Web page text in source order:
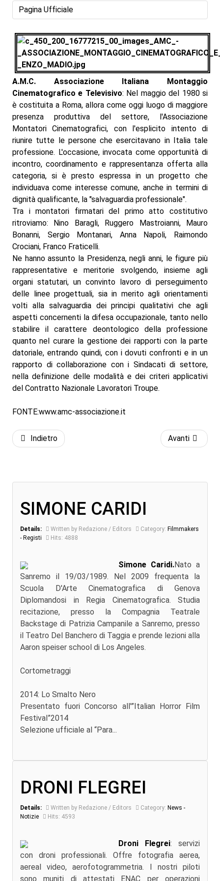
Pagina Ufficiale
A.M.C. Associazione Italiana Montaggio
Cinematografico e Televisivo: Nel maggio del 1980 si
è costituita a Roma, allora come oggi luogo di maggiore
presenza produttiva del settore, l'Associazione
Montatori Cinematografici, con l'esplicito intento di
riunire tutte le persone che esercitavano in Italia tale
professione. L'occasione, invocata come opportunità di
incontro, coordinamento e rappresentanza offerta alla
categoria, si è presto espressa in un progetto che
individuava come interesse comune, anche in termini di
dignità qualificante, la "salvaguardia professionale".
Tra i montatori firmatari del primo atto costitutivo
ritroviamo: Nino Baragli, Ruggero Mastroianni, Mauro
Bonanni, Sergio Montanari, Anna Napoli, Raimondo
Crociani, Franco Fraticelli.
Ne hanno assunto la Presidenza, negli anni, le figure più
rappresentative e meritorie svolgendo, insieme agli
organi statutari, un convinto lavoro di perseguimento
delle linee progettuali, sia in merito agli orientamenti
volti alla salvaguardia dei principi qualitativi che agli
aspetti concernenti la difesa occupazionale, tanto nello
stabilire il carattere deontologico della professione
quanto nel curare la gestione dei rapporti con la parte
datoriale, entrando quindi, con i dovuti confronti e in un
rapporto di collaborazione con i Sindacati di settore,
nella definizione delle modalità e dei criteri applicativi
del Contratto Nazionale Lavoratori Troupe.
FONTE:www.amc-associazione.it
Indietro Avanti
SIMONE CARIDI
Details: Written by Redazione / Editors Category: Filmmakers
- Registi
Hits: 4888
Simone Caridi.Nato a
Sanremo il 19/03/1989. Nel 2009 frequenta la
Scuola D'Arte Cinematografica di Genova
Diplomandosi in Regia Cinematografica. Studia
recitazione, presso la Compagnia Teatrale
Backstage di Patrizia Campanile a Sanremo, presso
il Teatro Del Banchero di Taggia e prende lezioni alla
Aaron speiser school di Los Angeles.
Cortometraggi
2014: Lo Smalto Nero
Presentato fuori Concorso all'”Italian Horror Film
Festival”2014
Selezione ufficiale al “Para...
DRONI FLEGREI
Details: Written by Redazione / Editors Category: News -
Notizie
Hits: 4593
Droni Flegrei: servizi
con droni professionali. Offre fotografia aerea,
aereal video, aerofotogrammetria. I nostri piloti
sono muniti di attestati ENAC per operazioni